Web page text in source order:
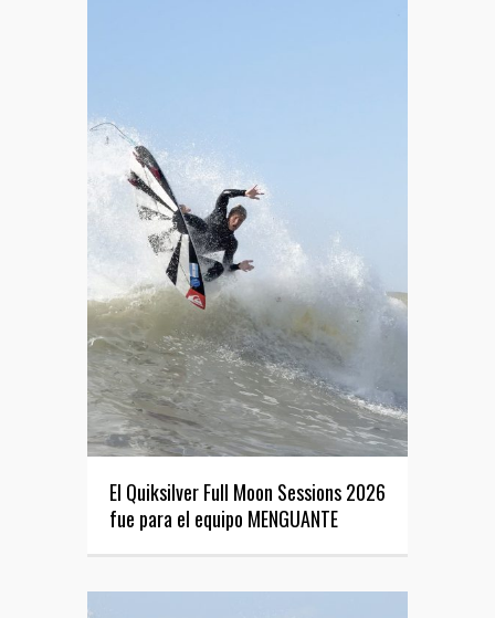
El Quiksilver Full Moon Sessions 2026
fue para el equipo MENGUANTE